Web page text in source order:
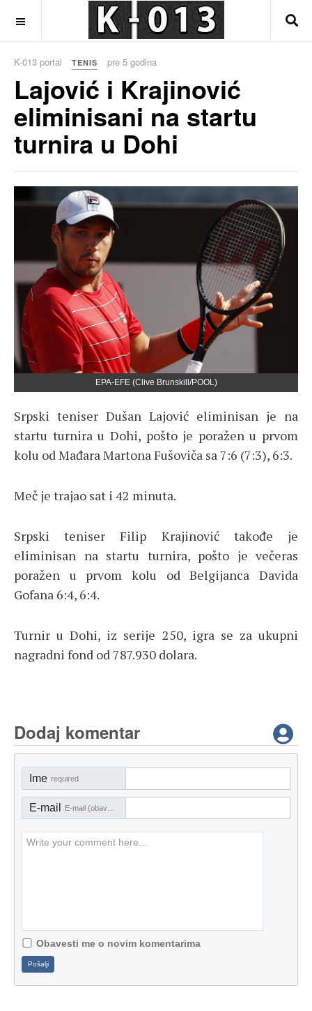
K-013 portal TENIS pre 5 godina
Lajović i Krajinović
eliminisani na startu
turnira u Dohi
EPA-EFE (Clive Brunskill/POOL)
Srpski teniser Dušan Lajović eliminisan je na
startu turnira u Dohi, pošto je poražen u prvom
kolu od Mađara Martona Fušoviča sa 7:6 (7:3), 6:3.
Meč je trajao sat i 42 minuta.
Srpski teniser Filip Krajinović takođe je
eliminisan na startu turnira, pošto je večeras
poražen u prvom kolu od Belgijanca Davida
Gofana 6:4, 6:4.
Turnir u Dohi, iz serije 250, igra se za ukupni
nagradni fond od 787.930 dolara.
Dodaj komentar
Ime required
E-mail
Obavesti me o novim komentarima
Pošalji